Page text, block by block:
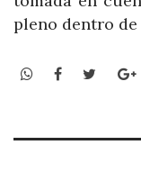
pleno dentro
WhatsApp
Facebook
Twitter